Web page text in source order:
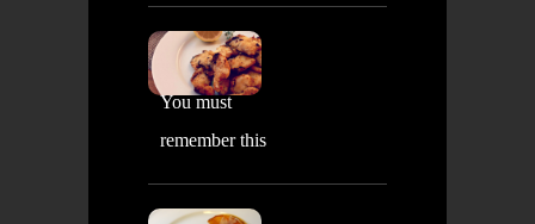
You must
remember this